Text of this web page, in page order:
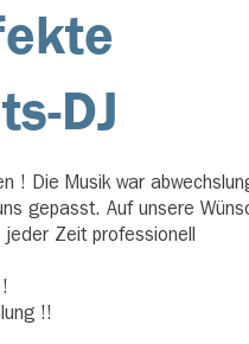
DJ
! Die Musik war
gepasst. Auf unsere
jeder Zeit professionell
!!